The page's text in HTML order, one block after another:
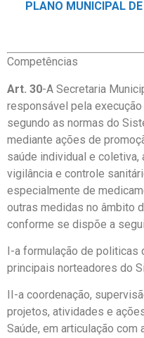
PLANO MUNICIPAL
Competências
Art. 30-A Secretaria
responsável pela
segundo as normas do
mediante ações de
saúde individual e coletiva,
vigilância e controle
especialmente de
outras medidas no âmbito
conforme se dispõe a
I-a formulação de politicas
principais norteadores do
II-a coordenação,
projetos, atividades e
Saúde, em articulação com